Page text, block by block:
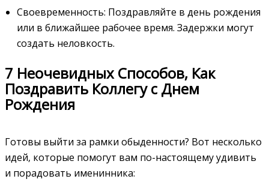
Своевременность: Поздравляйте в день рождения
или в ближайшее рабочее время. Задержки могут
создать неловкость.
7 Неочевидных Способов‚ Как
Поздравить Коллегу с Днем
Рождения
Готовы выйти за рамки обыденности? Вот несколько
идей‚ которые помогут вам по-настоящему удивить
и порадовать именинника: